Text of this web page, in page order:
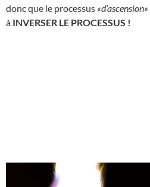
donc que le processus «d’ascension»
à INVERSER LE PROCESSUS !